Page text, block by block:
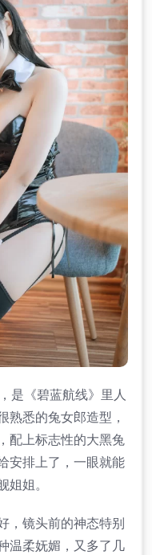
是《碧蓝航线》里人
熟悉的兔女郎造型，
配上标志性的大黑兔
安排上了，一眼就能
姐。
，镜头前的神态特别
温柔妩媚，又多了几